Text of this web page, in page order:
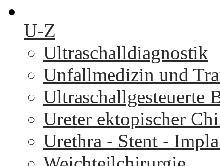
U-Z
Ultraschalldiagnostik
Unfallmedizin und
Ultraschallgesteuerte
Ureter ektopischer
Urethra - Stent -